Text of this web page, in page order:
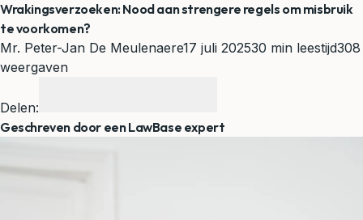
Wrakingsverzoeken: Nood aan strengere regels om misbruik
te voorkomen?
Mr. Peter-Jan De Meulenaere17 juli 202530 min leestijd308
weergaven
Delen:
Geschreven door een LawBase expert